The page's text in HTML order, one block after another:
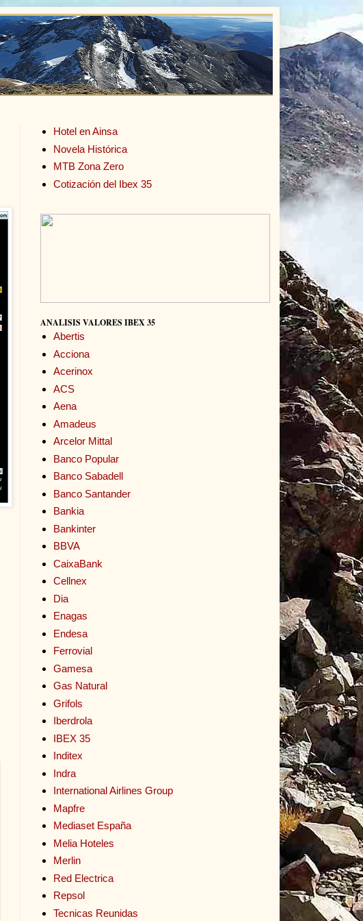
Hotel en Ainsa
Novela Histórica
MTB Zona Zero
Cotización del Ibex 35
ANALISIS VALORES IBEX 35
Abertis
Acciona
Acerinox
ACS
Aena
Amadeus
Arcelor Mittal
Banco Popular
Banco Sabadell
Banco Santander
Bankia
Bankinter
BBVA
CaixaBank
Cellnex
Dia
Enagas
Endesa
Ferrovial
Gamesa
Gas Natural
Grifols
Iberdrola
IBEX 35
Inditex
Indra
International Airlines Group
Mapfre
Mediaset España
Melia Hoteles
Merlin
Red Electrica
Repsol
Tecnicas Reunidas